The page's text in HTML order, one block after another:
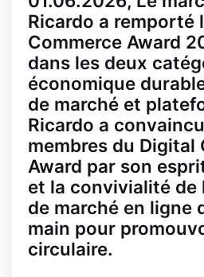
Ricardo a remporté
Commerce Award
dans les deux
économique
de marché et
Ricardo a
membres du Digital
Award par son
et la convivialité de
de marché en ligne
main pour
circulaire.